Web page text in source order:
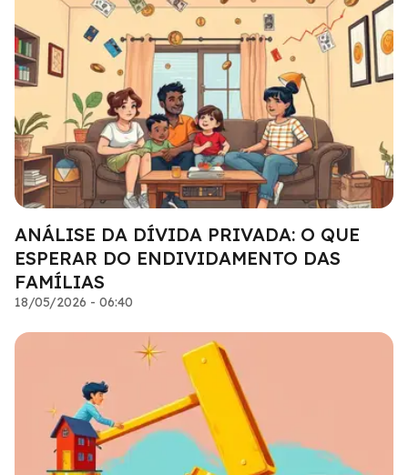
ANÁLISE DA DÍVIDA PRIVADA: O QUE
ESPERAR DO ENDIVIDAMENTO DAS
FAMÍLIAS
18/05/2026 - 06:40